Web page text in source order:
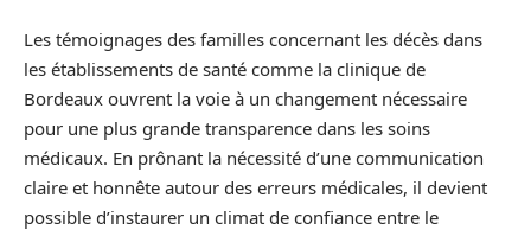
Les témoignages des familles concernant les décès dans
les établissements de santé comme la clinique de
Bordeaux ouvrent la voie à un changement nécessaire
pour une plus grande transparence dans les soins
médicaux. En prônant la nécessité d’une communication
claire et honnête autour des erreurs médicales, il devient
possible d’instaurer un climat de confiance entre le